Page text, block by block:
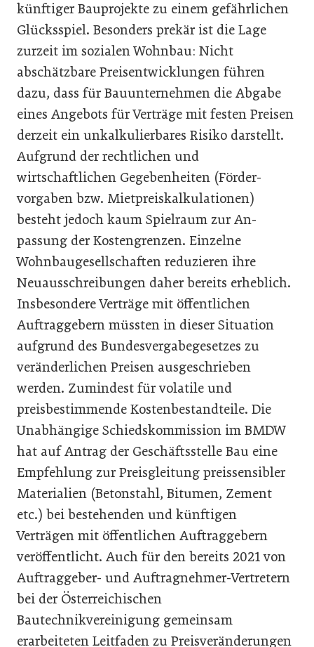
künftiger Bauprojekte zu einem gefähr­lichen
Glücksspiel. Besonders prekär ist die Lage
zurzeit im sozialen Wohnbau: Nicht
abschätzbare Preisentwicklungen führen
dazu, dass für Bauunternehmen die Abgabe
eines Angebots für Verträge mit festen ­Preisen
derzeit ein unkalkulierbares Risiko darstellt.
Aufgrund der rechtlichen und
wirtschaftlichen Gegebenheiten (Förder­
vorgaben bzw. Mietpreiskalkulationen)
besteht jedoch kaum Spielraum zur An­
passung der Kostengrenzen. Einzelne
Wohnbaugesellschaften reduzieren ihre
Neuausschreibungen daher bereits erheblich.
Insbesondere Verträge mit öffentlichen
Auftraggebern müssten in dieser Situation
aufgrund des Bundesvergabegesetzes zu
veränderlichen Preisen ausgeschrieben
werden. Zumindest für volatile und
preisbestimmende Kostenbestandteile. Die
Unabhängige Schiedskommission im BMDW
hat auf Antrag der Geschäftsstelle Bau eine
Empfehlung zur Preisgleitung preissensibler
Materialien (Beton­stahl, Bitumen, Zement
etc.) bei bestehenden und künftigen
Verträgen mit öffentlichen Auftraggebern
veröffentlicht. Auch für den bereits 2021 von
Auftraggeber- und Auftragnehmer-Vertretern
bei der Österreichischen
Bautechnikvereinigung gemeinsam
erarbeiteten Leitfaden zu Preisveränderungen